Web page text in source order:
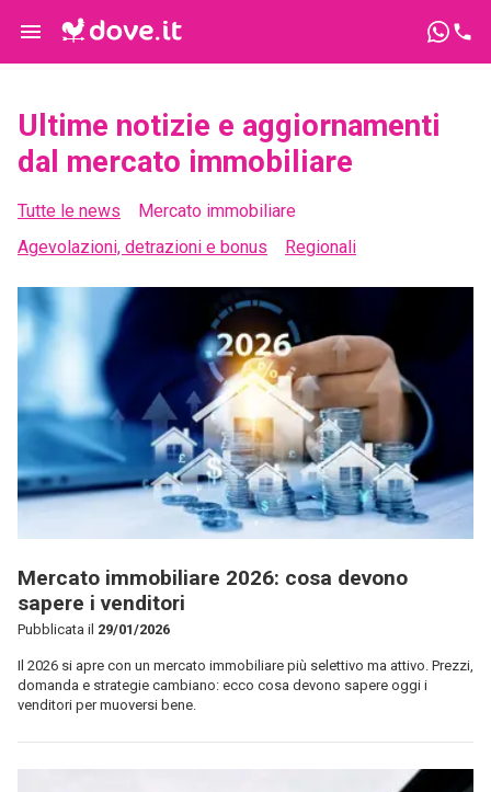
Ultime notizie e aggiornamenti
dal mercato immobiliare
Tutte le news
Mercato immobiliare
Agevolazioni, detrazioni e bonus
Regionali
Mercato immobiliare 2026: cosa devono
sapere i venditori
Pubblicata il 29/01/2026
Il 2026 si apre con un mercato immobiliare più selettivo ma attivo. Prezzi,
domanda e strategie cambiano: ecco cosa devono sapere oggi i
venditori per muoversi bene.